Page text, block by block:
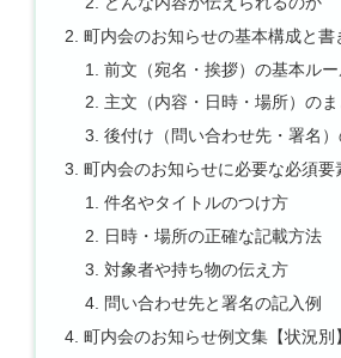
町内会のお知らせの基本構成と書
前文（宛名・挨拶）の基本ル
主文（内容・日時・場所）の
後付け（問い合わせ先・署名
町内会のお知らせに必要な必須要
件名やタイトルのつけ方
日時・場所の正確な記載方法
対象者や持ち物の伝え方
問い合わせ先と署名の記入例
町内会のお知らせ例文集【状況別】